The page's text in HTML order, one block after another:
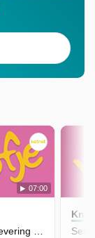
07:00
Seizoen 1, Aflevering 23 - Muziek